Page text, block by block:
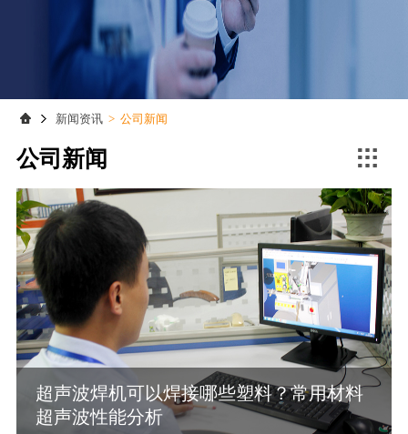
团队风采
联系我们
团队风采
联系我们
辊类型/包胶类型产品
超声波焊机及模具
辊类型/包胶类型产品
超声波焊机及模具
新闻资讯 > 公司新闻
公司新闻 
超声波焊机可以焊接哪些塑料？常用材料
超声波性能分析